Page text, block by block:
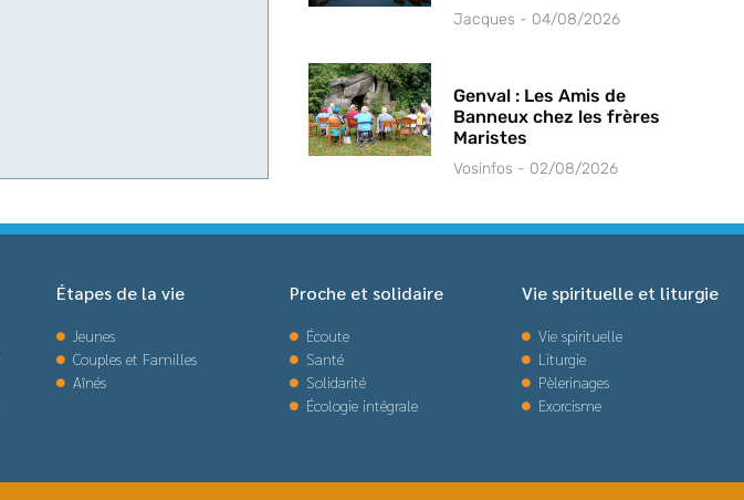
Jacques 04/08/2026
Genval : Les Amis de
Banneux chez les frères
Maristes
Vosinfos 02/08/2026
Étapes de la vie
Jeunes
Couples et Familles
Aînés
Proche et solidaire
Écoute
Santé
Solidarité
Écologie intégrale
Vie spirituelle et liturgie
Vie spirituelle
Liturgie
Pèlerinages
Exorcisme